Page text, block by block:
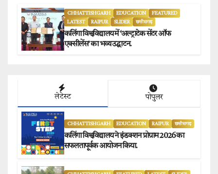
CHHATTISHGARH EDUCATION
FEATURED
LATEST
RAIPUR SLIDER छत्तीसगढ़
कलिंगा विश्वविद्यालय में ‘अल्ट्राटेक सेंटर ऑफ
एक्सीलेंस’ का भव्य उद्घाटन.
लेटेस्ट पोपुलर
CHHATTISHGARH EDUCATION RAIPUR छत्तीसगढ़
कलिंगा विश्वविद्यालय ने इंडक्शन प्रोग्राम 2026 का
सफलतापूर्वक आयोजन किया.